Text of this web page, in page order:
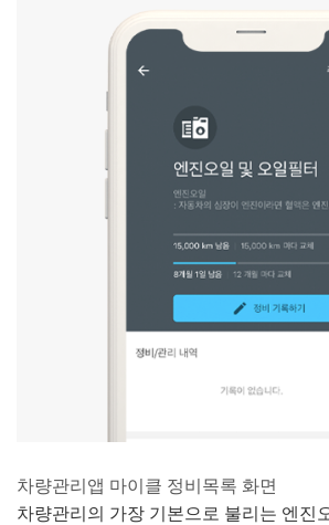
차량관리앱 마이클 정비목록 화면
차량관리의 가장 기본으로 불리는 엔진